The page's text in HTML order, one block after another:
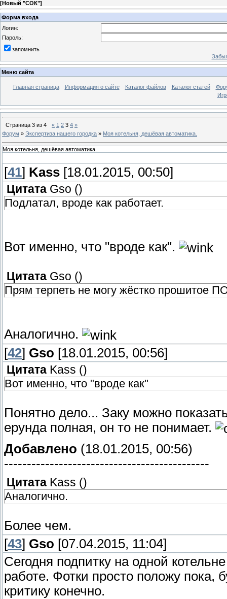
[Новый "СОК"]
Форма входа
Логин:
Пароль:
запомнить
Меню сайта
Главная страница Информация о сайте Каталог файлов Каталог статей
Страница 3 из 4 « 1 2 3 4 »
Форум » Экспертиза нашего городка » Моя котельня, дешёвая автоматика.
Моя котельня, дешёвая автоматика.
[41] Kass [18.01.2015, 00:50]
Цитата Gso ()
Подлатал, вроде как работает.
Вот именно, что "вроде как".
Цитата Gso ()
Прям терпеть не могу жёстко прошитое
Аналогично.
[42] Gso [18.01.2015, 00:56]
Цитата Kass ()
Вот именно, что "вроде как"
Понятно дело... Заку можно
ерунда полная, он то не понимает.
Добавлено (18.01.2015, 00:56)
---------------------------------------------
Цитата Kass ()
Аналогично.
Более чем.
[43] Gso [07.04.2015, 11:04]
Сегодня подпитку на одной
работе. Фотки просто положу пока,
критику конечно.